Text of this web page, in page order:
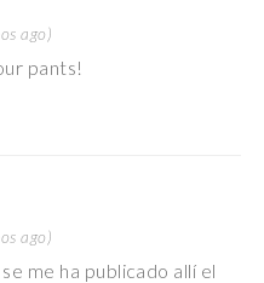
ago)
pants!
ago)
me ha publicado allí el